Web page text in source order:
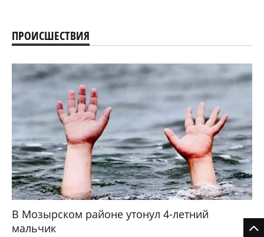
ПРОИСШЕСТВИЯ
В Мозырском районе утонул 4-летний
мальчик